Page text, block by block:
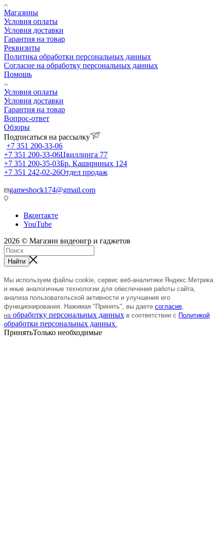
Магазины
Условия оплаты
Условия доставки
Гарантия на товар
Реквизиты
Политика обработки персональных данных
Согласие на обработку персональных данных
Помощь
Условия оплаты
Условия доставки
Гарантия на товар
Вопрос-ответ
Обзоры
Подписаться на рассылку
+7 351 200-33-06
+7 351 200-33-06Цвиллинга 77
+7 351 200-35-03Бр. Кашириных 124
+7 351 242-02-26Отдел продаж
gameshock174@gmail.com
Вконтакте
YouTube
2026 © Магазин видеоигр и гаджетов
Найти
Мы используем файлы cookie, сервис веб-аналитики Яндекс.Метрика
и иные аналогичные технологии для обеспечения работы сайта,
анализа пользовательской активности и улучшения его
функционирования. Нажимая "Принять", вы даете согласие,
на обработку персональных данных в соответствии с Политикой
обработки персональных данных.
ПринятьТолько необходимые